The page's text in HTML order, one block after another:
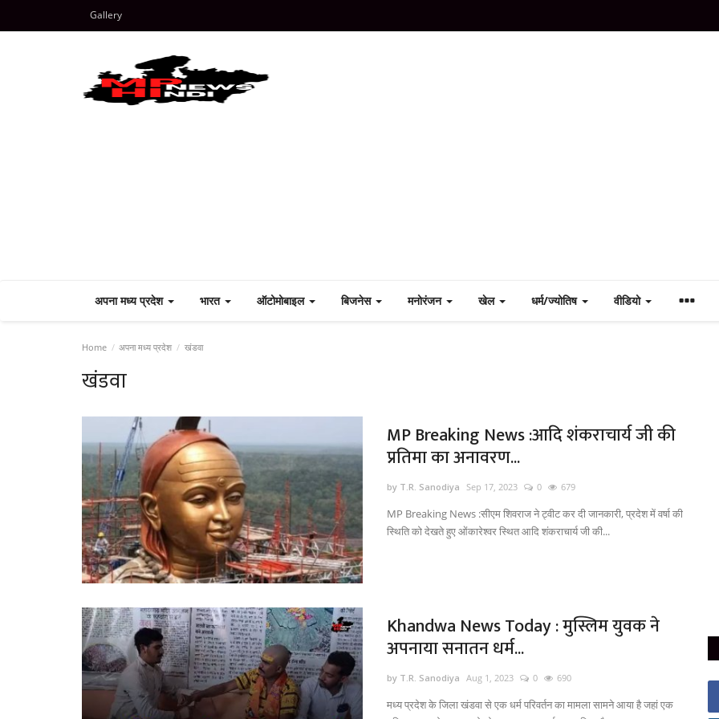
Gallery
अपना मध्य प्रदेश भारत ऑटोमोबाइल बिजनेस मनोरंजन खेल धर्म/ज्योतिष वीडियो
Home अपना मध्य प्रदेश खंडवा
खंडवा
MP Breaking News :आदि शंकराचार्य जी की
प्रतिमा का अनावरण...
by T.R. Sanodiya Sep 17, 2023 0 679
MP Breaking News :सीएम शिवराज ने ट्वीट कर दी जानकारी, प्रदेश में वर्षा की
स्थिति को देखते हुए ओंकारेश्वर स्थित आदि शंकराचार्य जी की...
Khandwa News Today : मुस्लिम युवक ने
अपनाया सनातन धर्म...
by T.R. Sanodiya Aug 1, 2023 0 690
मध्य प्रदेश के जिला खंडवा से एक धर्म परिवर्तन का मामला सामने आया है जहां एक